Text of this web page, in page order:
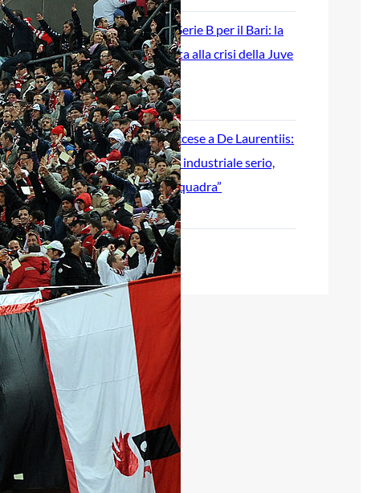
Ripescaggio in Serie B per il Bari: la
speranza è legata alla crisi della Juve
Stabia
28 Maggio 2026
Futuro Bari, Leccese a De Laurentiis:
“Serve un piano industriale serio,
non siamo una seconda squadra”
27 Maggio 2026